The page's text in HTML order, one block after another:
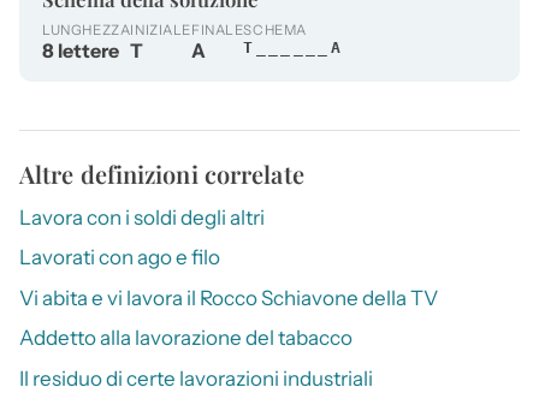
LUNGHEZZA
8 lettere
INIZIALE
T
FINALE
A
SCHEMA
T______A
Altre definizioni correlate
Lavora con i soldi degli altri
Lavorati con ago e filo
Vi abita e vi lavora il Rocco Schiavone della TV
Addetto alla lavorazione del tabacco
Il residuo di certe lavorazioni industriali